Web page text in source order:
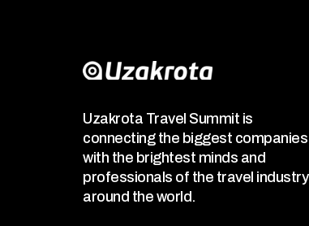
Uzakrota Travel Summit is
connecting the biggest companies
with the brightest minds and
professionals of the travel industry
around the world.